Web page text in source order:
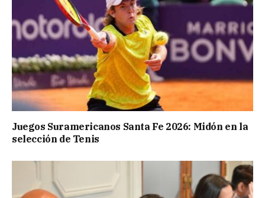
Juegos Suramericanos Santa Fe 2026: Midón en la
selección de Tenis